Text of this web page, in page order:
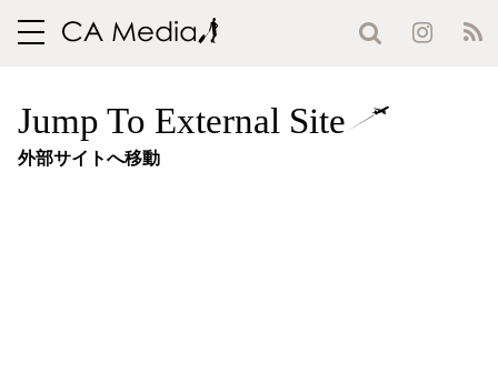
toggle
Jump To External Site
外部サイトへ移動